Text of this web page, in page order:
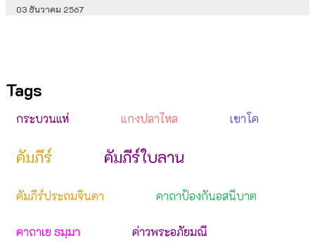
03 ธันวาคม 2567
Tags
กระบวนแห่ แกงปลาไหล เขาโค
คัมภีร์ คัมภีร์ใบลาน
คัมภีร์ประถมจินดา คาถาป้องกันอสนีบาต
คาถาเย ธมฺมา ค่าวพระอภัยมณี